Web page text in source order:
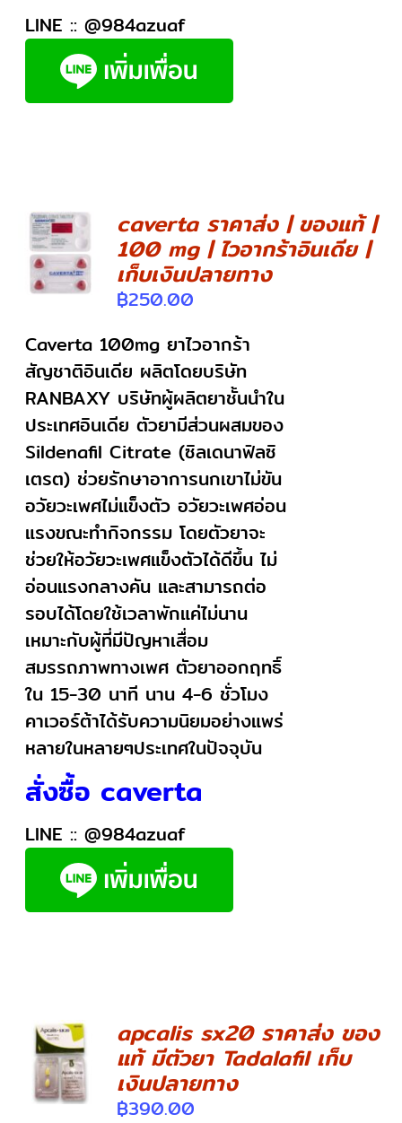
LINE ::@984azuaf
DETAILS
caverta ราคาส่ง | ของแท้ |
100 mg | ไวอากร้าอินเดีย |
เก็บเงินปลายทาง
฿250.00
Caverta 100mg ยาไวอากร้า
สัญชาติอินเดีย ผลิตโดยบริษัท
RANBAXY บริษัทผู้ผลิตยาชั้นนำใน
ประเทศอินเดีย ตัวยามีส่วนผสมของ
Sildenafil Citrate (ซิลเดนาฟิลซิ
เตรต) ช่วยรักษาอาการนกเขาไม่ขัน
อวัยวะเพศไม่แข็งตัว อวัยวะเพศอ่อน
แรงขณะทำกิจกรรม โดยตัวยาจะ
ช่วยให้อวัยวะเพศแข็งตัวได้ดีขึ้น ไม่
อ่อนแรงกลางคัน และสามารถต่อ
รอบได้โดยใช้เวลาพักแค่ไม่นาน
เหมาะกับผู้ที่มีปัญหาเสื่อม
สมรรถภาพทางเพศ ตัวยาออกฤทธิ์
ใน 15-30 นาที นาน 4-6 ชั่วโมง
คาเวอร์ต้าได้รับความนิยมอย่างแพร่
หลายในหลายๆประเทศในปัจจุบัน
สั่งซื้อ caverta
LINE ::@984azuaf
DETAILS
apcalis sx20 ราคาส่ง ของ
แท้ มีตัวยา Tadalafil เก็บ
เงินปลายทาง
฿390.00